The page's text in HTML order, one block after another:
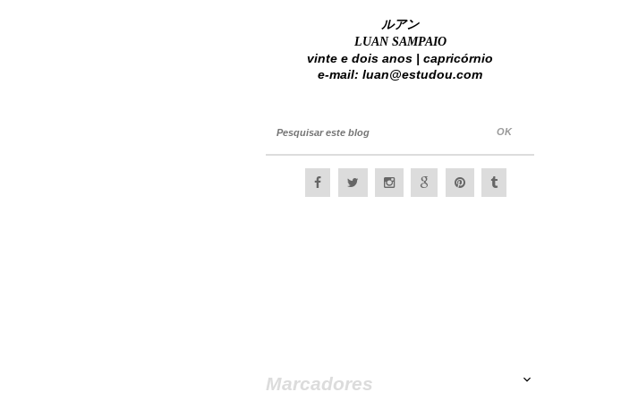
ルアン
LUAN SAMPAIO
vinte e dois anos | capricórnio
e-mail: luan@estudou.com
Marcadores